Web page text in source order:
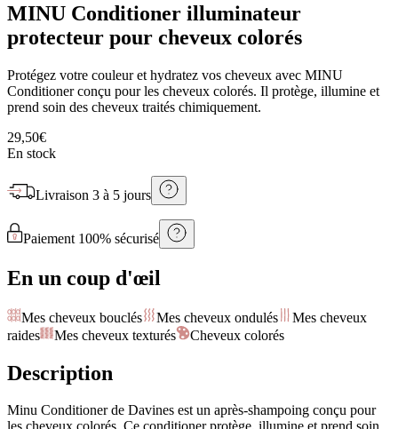
MINU Conditioner illuminateur
protecteur pour cheveux colorés
Protégez votre couleur et hydratez vos cheveux avec MINU
Conditioner conçu pour les cheveux colorés. Il protège, illumine et
prend soin des cheveux traités chimiquement.
29,50€
En stock
Livraison 3 à 5 jours
Paiement 100% sécurisé
En un coup d'œil
Mes cheveux bouclés Mes cheveux ondulés
Mes cheveux
raides
Mes cheveux texturés Cheveux colorés
Description
Minu Conditioner de Davines est un après-shampoing conçu pour